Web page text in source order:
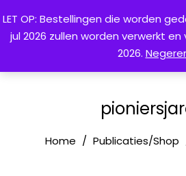
Home Publicaties/Shop
LET OP: Bestellingen die worden
jul 2026 zullen worden verwerkt
2026.